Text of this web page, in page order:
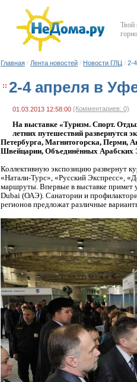
Твой
Главная / Лента новостей / Новости ГЛЦ / 2-
2-4 апреля в
01.03.2013 12:58:00 (Комментариев: 0)
На выставке «Туризм. Спорт.
летних путешествий развернутся
Петербурга, Магнитогорска, Перми,
Швейцарии, Объединённых Арабских
Коллективную экспозицию развернут
«Натали-Турс», «Русский Экспресс»,
маршруты. Впервые в выставке примет
Dubai (ОАЭ). Санатории и
регионов предложат различные